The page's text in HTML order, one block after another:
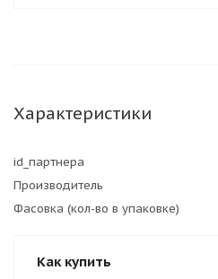
Характеристики
id_партнера
Производитель
Фасовка (кол-во в упаковке)
Как купить